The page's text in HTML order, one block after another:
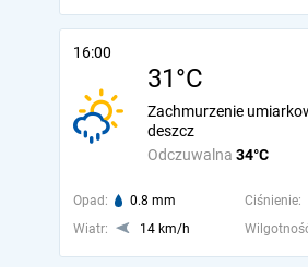
16:00
31°C
Odczuwalna 34°C
Zachmurzenie
deszcz
Opad: 0.8 mm Ciśnienie:
Wiatr:
14 km/h